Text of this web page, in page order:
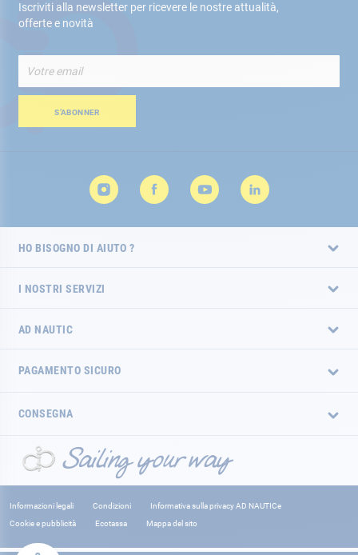
Iscriviti alla newsletter per ricevere le nostre attualità,
offerte e novità
alla
nostra
Newsletter:S’ABONNER
HO BISOGNO DI AIUTO ?
I NOSTRI SERVIZI
AD NAUTIC
PAGAMENTO SICURO
CONSEGNA
Informazioni legali Condizioni
Informativa sulla privacy AD NAUTICe
Cookie e pubblicità
Ecotassa Mappa del sito